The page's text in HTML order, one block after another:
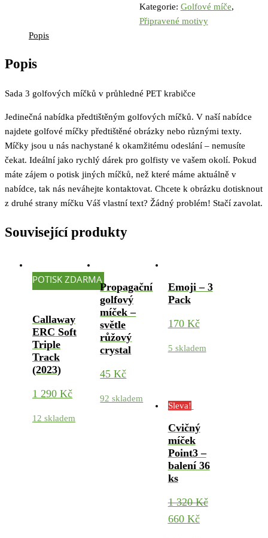
Kategorie: Golfové míče,
Připravené motivy
Popis
Popis
Sada 3 golfových míčků v průhledné PET krabičce
Jedinečná nabídka předtištěným golfových míčků. V naší nabídce
najdete golfové míčky předtištěné obrázky nebo různými texty.
Míčky jsou u nás nachystané k okamžitému odeslání – nemusíte
čekat. Ideální jako rychlý dárek pro golfisty ve vašem okolí. Pokud
máte zájem o potisk jiných míčků, než které máme aktuálně v
nabídce, tak nás neváhejte kontaktovat. Chcete k obrázku dotisknout
z druhé strany míčku Váš vlastní text? Žádný problém! Stačí zavolat.
Související produkty
POTISK ZDARMA
Callaway
ERC Soft
Triple
Track
(2023)
1 290 Kč
12 skladem
Propagační
golfový
míček –
světle
růžový
crystal
45Kč
92 skladem
Emoji – 3
Pack
170 Kč
5 skladem
Sleva!
Cvičný
míček
Point3 –
balení 36
ks
1 320Kč
Original
660 KčCurrent